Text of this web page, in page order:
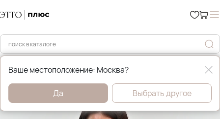
Главная Пальто
Ваше местоположение: Москва?
Да Выбрать другое